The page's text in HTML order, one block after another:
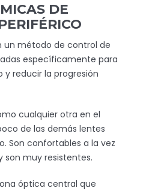
DE
un método de control de
específicamente para
reducir la progresión
cualquier otra en el
de las demás lentes
Son confortables a la vez
son muy resistentes.
óptica central que